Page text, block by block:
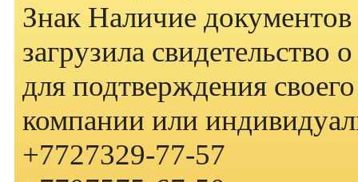
Знак Наличие документов
загрузила свидетельство
для подтверждения
компании или
+7727329-77-57